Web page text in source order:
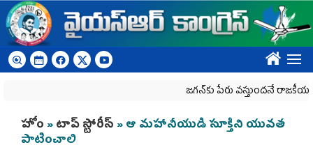
Skip to main content
????
జగన్‌కు పేరు వస్తుందనే రాజకీయ కక్షతో
You are here
హోం »టాప్ స్టోరీస్ » ఆ మహానీయుడి సూక్తిని యువత
పాటించాలి